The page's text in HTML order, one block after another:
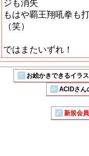
ジも消失
もはや覇王翔吼拳も
（笑）
ではまたいずれ！
お絵かきできるイラ
ACIDさん
新規会